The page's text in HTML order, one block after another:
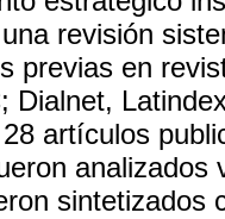
revisión
previas en
Dialnet,
artículos
sintetizados